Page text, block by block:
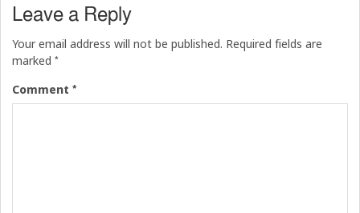
Leave a Reply
Your email address will not be published. Required fields are
marked *
Comment *